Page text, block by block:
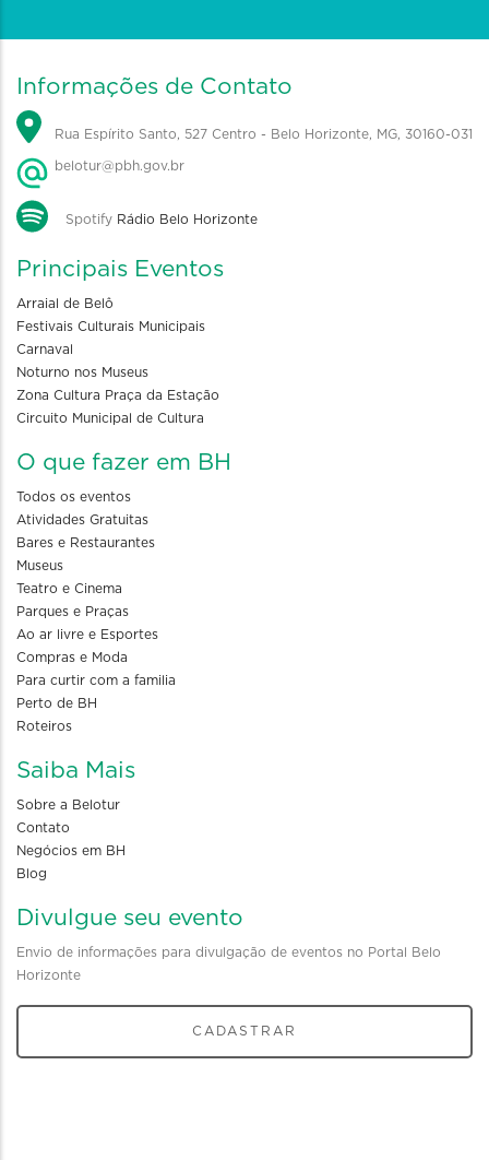
Informações de Contato
Rua Espírito Santo, 527 Centro - Belo Horizonte, MG, 30160-031
belotur@pbh.gov.br
Spotify Rádio Belo Horizonte
Principais Eventos
Arraial de Belô
Festivais Culturais Municipais
Carnaval
Noturno nos Museus
Zona Cultura Praça da Estação
Circuito Municipal de Cultura
O que fazer em BH
Todos os eventos
Atividades Gratuitas
Bares e Restaurantes
Museus
Teatro e Cinema
Parques e Praças
Ao ar livre e Esportes
Compras e Moda
Para curtir com a familia
Perto de BH
Roteiros
Saiba Mais
Sobre a Belotur
Contato
Negócios em BH
Blog
Divulgue seu evento
Envio de informações para divulgação de eventos no Portal Belo
Horizonte
CADASTRAR